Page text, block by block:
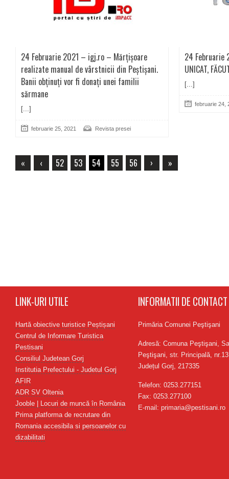
24 Februarie 2021 – igj.ro – Mărțișoare
realizate manual de vârstnicii din Peștișani.
Banii obținuți vor fi donați unei familii
sărmane
[...]
februarie 25, 2021 Revista presei
24 Februarie
UNICAT,
[...]
februarie 24,
« ‹ 52 53 54 55 56 › »
LINK-URI UTILE
Hartă obiective turistice Peștișani
Centrul de Informare Turistica
Pestisani
Consiliul Judetean Gorj
Institutia Prefectului - Judetul Gorj
AFIR
ADR SV Oltenia
Jooble | Locuri de muncă în România
Prima platforma de recrutare din
Romania accesibila si persoanelor cu
dizabilitati
INFORMATII DE CONTACT
Primăria Comunei Peştişani
Adresă: Comuna Peştişani,
Peştişani, str. Principală,
Județul Gorj, 217335
Telefon: 0253.277151
Fax: 0253.277100
E-mail: primaria@pestisani.ro